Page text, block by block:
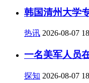
韩国清州大学
热讯 2026-08-07
一名美军人员
探知 2026-08-07